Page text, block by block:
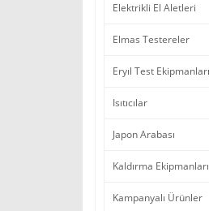
Elektrikli El Aletleri
Elmas Testereler
Eryıl Test Ekipmanları
Isıtıcılar
Japon Arabası
Kaldırma Ekipmanları
Kampanyalı Ürünler